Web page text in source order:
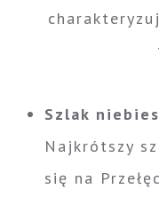
Szlak
Najkrótszy
się na